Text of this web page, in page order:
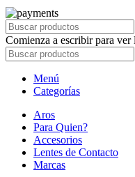
Comienza a escribir para ver
Menú
Categorías
Aros
Para Quien?
Accesorios
Lentes de Contacto
Marcas